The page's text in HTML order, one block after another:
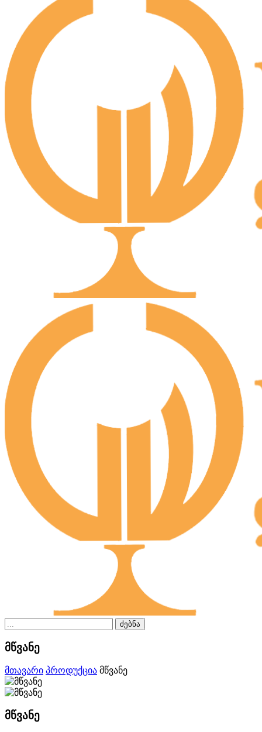
ძებნა
მწვანე
მთავარი პროდუქცია მწვანე
მწვანე